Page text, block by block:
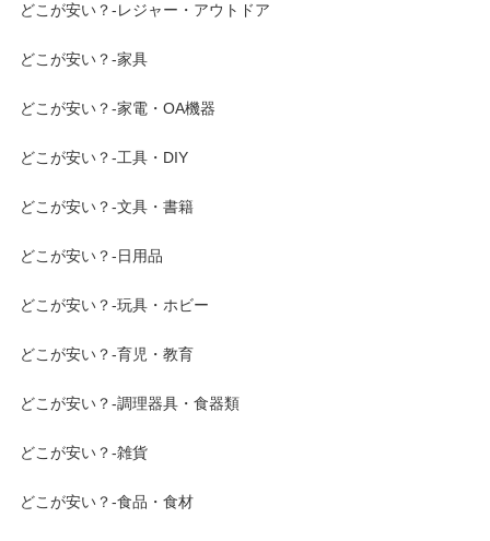
どこが安い？-レジャー・アウトドア
どこが安い？-家具
どこが安い？-家電・OA機器
どこが安い？-工具・DIY
どこが安い？-文具・書籍
どこが安い？-日用品
どこが安い？-玩具・ホビー
どこが安い？-育児・教育
どこが安い？-調理器具・食器類
どこが安い？-雑貨
どこが安い？-食品・食材